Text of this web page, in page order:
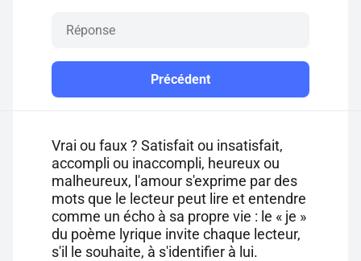
Précédent
Vrai ou faux ? Satisfait ou insatisfait,
accompli ou inaccompli, heureux ou
malheureux, l'amour s'exprime par des
mots que le lecteur peut lire et entendre
comme un écho à sa propre vie : le « je »
du poème lyrique invite chaque lecteur,
s'il le souhaite, à s'identifier à lui.